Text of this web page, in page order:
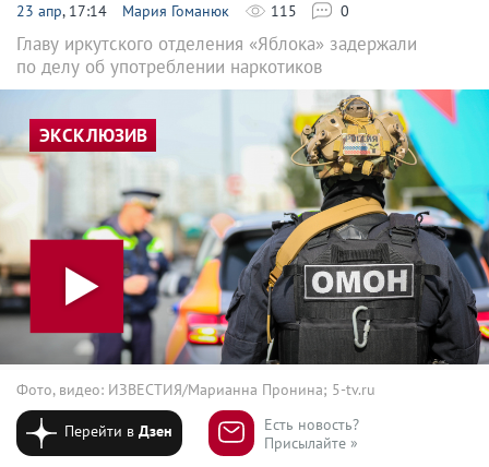
23 апр, 17:14 Мария Гоманюк 115 0
Главу иркутского отделения «Яблока» задержали
по делу об употреблении наркотиков
ЭКСКЛЮЗИВ
Фото, видео: ИЗВЕСТИЯ/Марианна Пронина; 5-tv.ru
Перейти вДзен
Есть новость?
Присылайте »